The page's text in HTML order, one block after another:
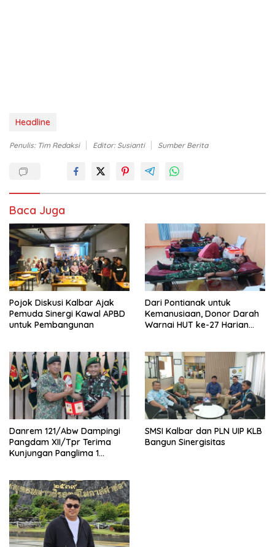
Headline
Penulis: Tim Redaksi Editor: Susianti Sumber Berita
Baca Juga
Pojok Diskusi Kalbar Ajak
Pemuda Sinergi Kawal APBD
untuk Pembangunan
Dari Pontianak untuk
Kemanusiaan, Donor Darah
Warnai HUT ke-27 Harian
Danrem 121/Abw Dampingi
Pangdam XII/Tpr Terima
Kunjungan Panglima 1
SMSI Kalbar dan PLN UIP KLB
Bangun Sinergisitas